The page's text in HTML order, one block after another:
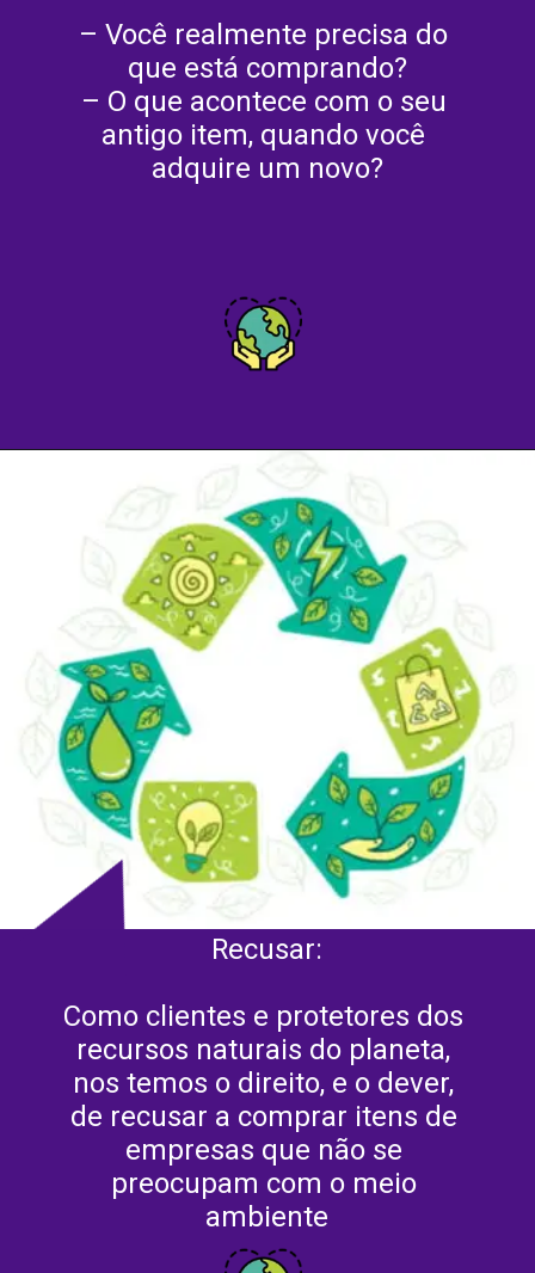
– Você realmente precisa do
que está comprando?
– O que acontece com o seu
antigo item, quando você
adquire um novo?
Recusar:
Como clientes e protetores dos
recursos naturais do planeta,
nos temos o direito, e o dever,
de recusar a comprar itens de
empresas que não se
preocupam com o meio
ambiente